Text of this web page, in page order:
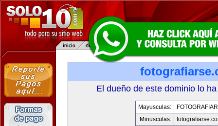
El dueño de este dominio lo
Mayusculas:
Minusculas: